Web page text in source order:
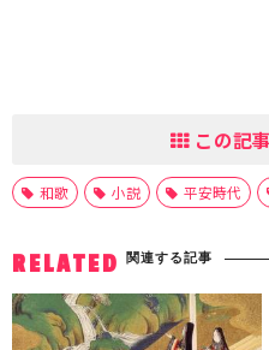
この記
和歌 小説 平安時代
RELATED 関連する記事